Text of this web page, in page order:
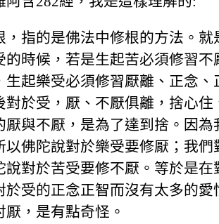
，指的是佛法中修根的方法。就
的時候，若是生起苦必須修習不
生起樂受必須修習厭離、正念、
對於受，厭、不厭俱離，捨心住
厭與不厭，是為了達到捨。因為
以佛陀說對於樂受要修厭；我們
說對於苦受要修不厭。等於是在
於受的正念正智而沒有太多的愛
厭，是有點奇怪。